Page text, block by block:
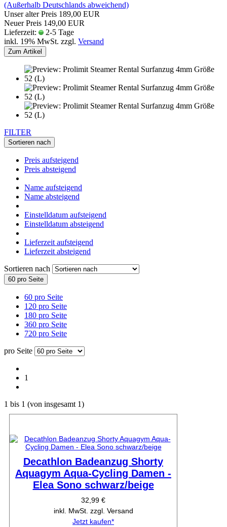
(Außerhalb Deutschlands abweichend)
Unser alter Preis 189,00 EUR
Neuer Preis 149,00 EUR
Lieferzeit:
2-5 Tage
inkl. 19% MwSt. zzgl. Versand
Zum Artikel
FILTER
Sortieren nach
Preis aufsteigend
Preis absteigend
Name aufsteigend
Name absteigend
Einstelldatum aufsteigend
Einstelldatum absteigend
Lieferzeit aufsteigend
Lieferzeit absteigend
Sortieren nach
60 pro Seite
60 pro Seite
120 pro Seite
180 pro Seite
360 pro Seite
720 pro Seite
pro Seite
1
1 bis 1 (von insgesamt 1)
Decathlon Badeanzug Shorty
Aquagym Aqua-Cycling Damen -
Elea Sono schwarz/beige
32,99 €
inkl. MwSt. zzgl. Versand
Jetzt kaufen*